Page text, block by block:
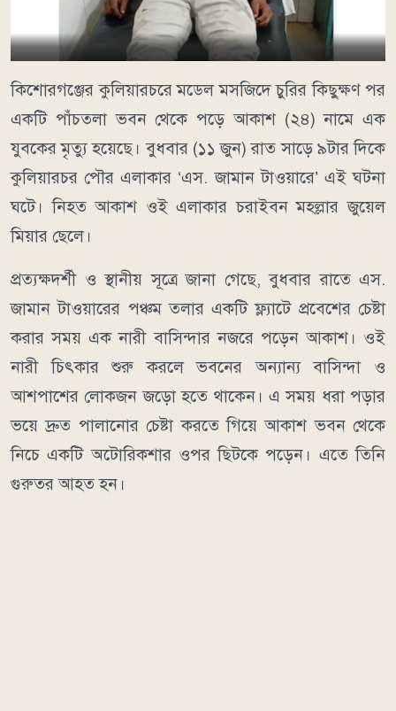
কিশোরগঞ্জের কুলিয়ারচরে মডেল মসজিদে চুরির কিছুক্ষণ পর
একটি পাঁচতলা ভবন থেকে পড়ে আকাশ (২৪) নামে এক
যুবকের মৃত্যু হয়েছে। বুধবার (১১ জুন) রাত সাড়ে ৯টার দিকে
কুলিয়ারচর পৌর এলাকার ‘এস. জামান টাওয়ারে’ এই ঘটনা
ঘটে। নিহত আকাশ ওই এলাকার চরাইবন মহল্লার জুয়েল
মিয়ার ছেলে।
প্রত্যক্ষদর্শী ও স্থানীয় সূত্রে জানা গেছে, বুধবার রাতে এস.
জামান টাওয়ারের পঞ্চম তলার একটি ফ্ল্যাটে প্রবেশের চেষ্টা
করার সময় এক নারী বাসিন্দার নজরে পড়েন আকাশ। ওই
নারী চিৎকার শুরু করলে ভবনের অন্যান্য বাসিন্দা ও
আশপাশের লোকজন জড়ো হতে থাকেন। এ সময় ধরা পড়ার
ভয়ে দ্রুত পালানোর চেষ্টা করতে গিয়ে আকাশ ভবন থেকে
নিচে একটি অটোরিকশার ওপর ছিটকে পড়েন। এতে তিনি
গুরুতর আহত হন।